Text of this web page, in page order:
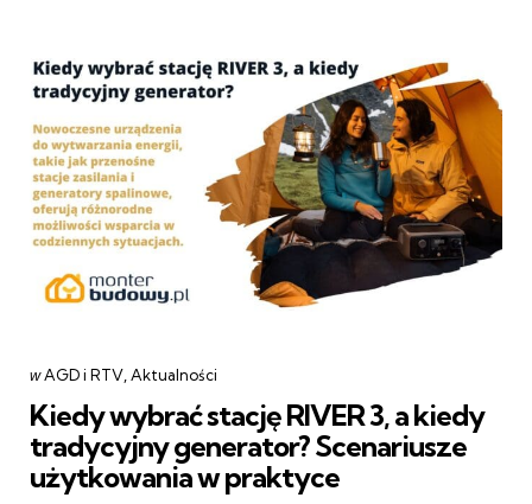
Categories
post
wAGD i RTV Aktualności
Kiedy wybrać stację RIVER 3, a kiedy
tradycyjny generator? Scenariusze
użytkowania w praktyce